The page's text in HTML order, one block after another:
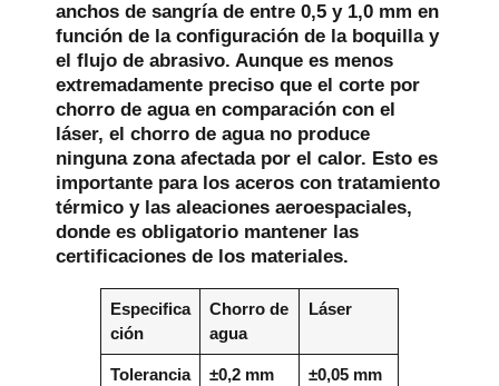
anchos de sangría de entre 0,5 y 1,0 mm en
función de la configuración de la boquilla y
el flujo de abrasivo. Aunque es menos
extremadamente preciso que el corte por
chorro de agua en comparación con el
láser, el chorro de agua no produce
ninguna zona afectada por el calor. Esto es
importante para los aceros con tratamiento
térmico y las aleaciones aeroespaciales,
donde es obligatorio mantener las
certificaciones de los materiales.
Especifica
ción
Chorro de
agua
Láser
Tolerancia
±0,2 mm ±0,05 mm